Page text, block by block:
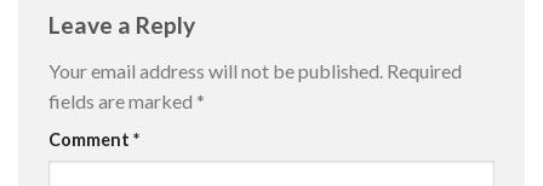
Leave a Reply
Your email address will not be published. Required
fields are marked *
Comment *